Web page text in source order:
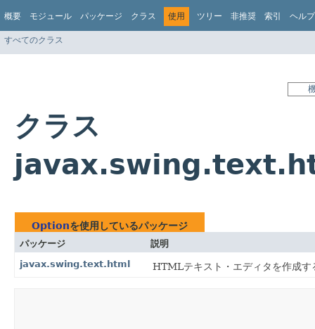
概要 モジュール パッケージ クラス 使用 ツリー 非推奨 索引 ヘルプ
すべてのクラス
クラス
Optionを使用しているパッケージ
パッケージ
説明
javax.swing.text.html
HTMLテキスト・エディタを作成す